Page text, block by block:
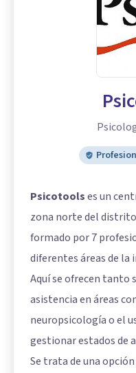
Psicotoolses un
zona norte del
formado por 7
diferentes áreas de
Aquí se ofrecen tanto
asistencia en áreas
neuropsicología o el
gestionar estados de
Se trata de una